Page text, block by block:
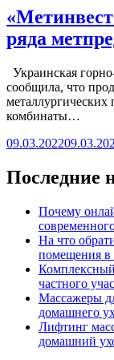
ряда
Украинская
сообщила, что
металлургических
комбинаты…
09.03.2022
Последние
Почему
На что
помещения
Комплексный
частного
Массажеры
домашнего
Лифтинг
домашний